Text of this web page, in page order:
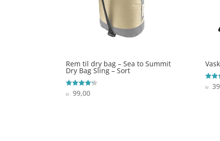
Rem til dry bag – Sea to Summit
Dry Bag Sling – Sort
Vurderet
4.2
kr. 99,00
4
kr.